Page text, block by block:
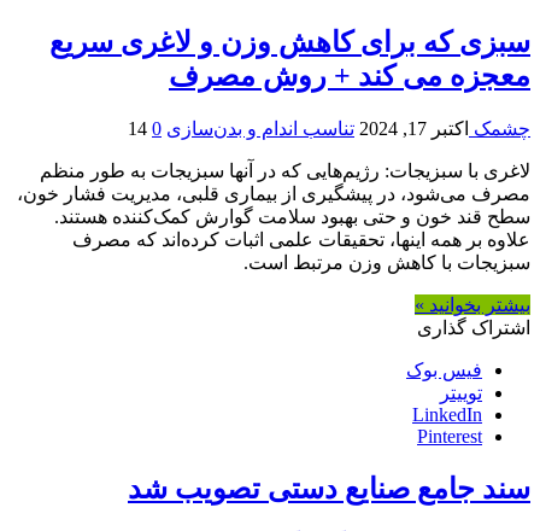
سبزی که برای کاهش وزن و لاغری سریع
معجزه می کند + روش مصرف
چشمک اکتبر 17, 2024 تناسب اندام و بدن‌سازی 0
14
لاغری با سبزیجات: رژیم‌هایی که در آنها سبزیجات به طور منظم
مصرف می‌شود، در پیشگیری از بیماری قلبی، مدیریت فشار خون،
سطح قند خون و حتی بهبود سلامت گوارش کمک‌کننده هستند.
علاوه بر همه اینها، تحقیقات علمی اثبات کرده‌اند که مصرف
سبزیجات با کاهش وزن مرتبط است.
بیشتر بخوانید »
اشتراک گذاری
فیس بوک
توییتر
LinkedIn
Pinterest
سند جامع صنایع دستی تصویب شد